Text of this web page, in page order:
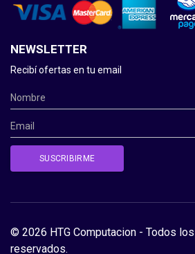
NEWSLETTER
Recibí ofertas en tu email
© 2026 HTG Computacion - Todos
reservados.